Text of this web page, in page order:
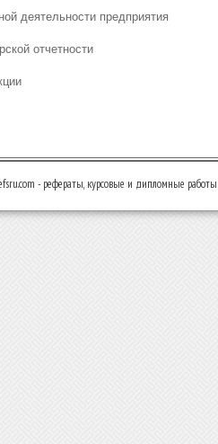
деятельности предприятия
отчетности
- рефераты, курсовые и дипломные работы